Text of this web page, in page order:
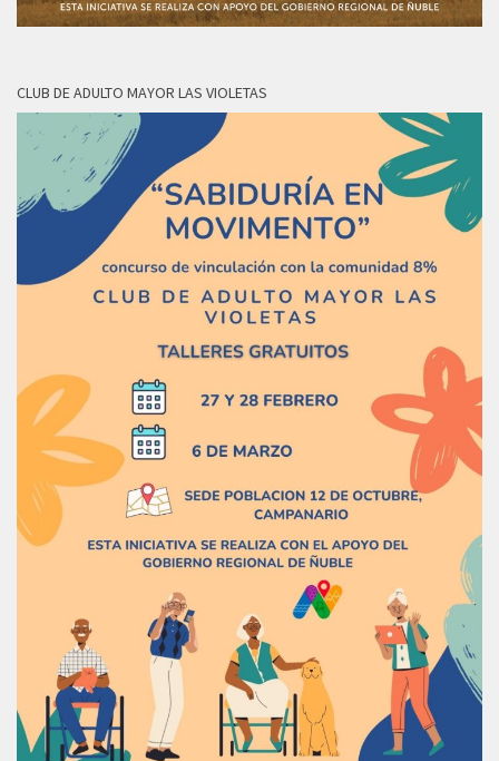
CLUB DE ADULTO MAYOR LAS VIOLETAS